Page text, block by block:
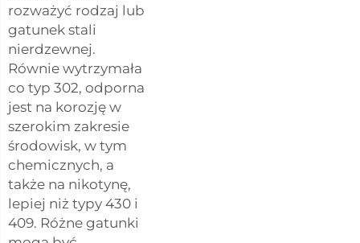
rozważyć rodzaj lub
gatunek stali
nierdzewnej.
Równie wytrzymała
co typ 302, odporna
jest na korozję w
szerokim zakresie
środowisk, w tym
chemicznych, a
także na nikotynę,
lepiej niż typy 430 i
409. Różne gatunki